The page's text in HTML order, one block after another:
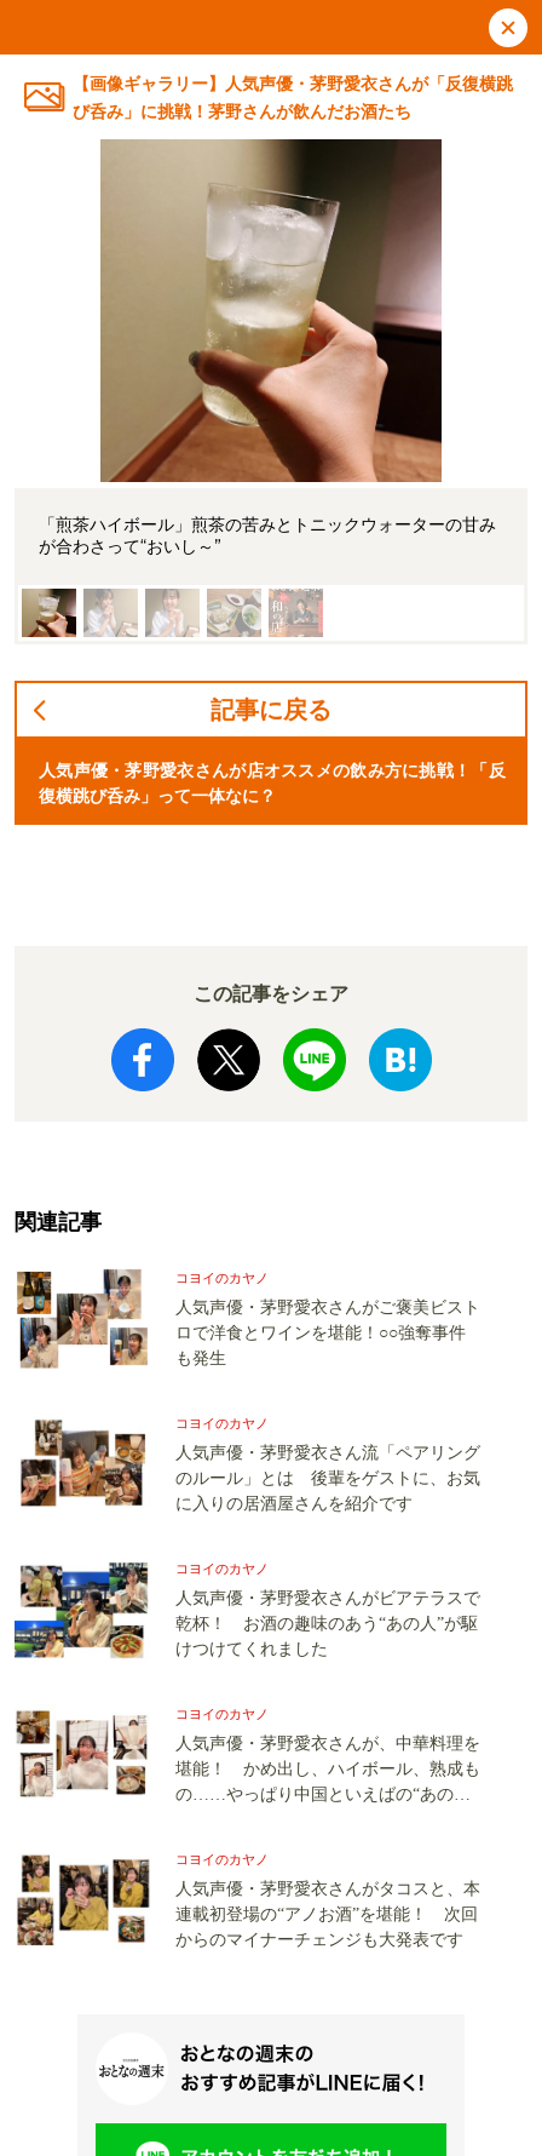
【画像ギャラリー】人気声優・茅野愛衣さんが「反復横跳
び呑み」に挑戦！茅野さんが飲んだお酒たち
「煎茶ハイボール」煎茶の苦みとトニックウォーターの甘み
が合わさって“おいし～”
記事に戻る
人気声優・茅野愛衣さんが店オススメの飲み方に挑戦！「反
復横跳び呑み」って一体なに？
この記事をシェア
関連記事
コヨイのカヤノ
人気声優・茅野愛衣さんがご褒美ビスト
ロで洋食とワインを堪能！○○強奪事件
も発生
コヨイのカヤノ
人気声優・茅野愛衣さん流「ペアリング
のルール」とは 後輩をゲストに、お気
に入りの居酒屋さんを紹介です
コヨイのカヤノ
人気声優・茅野愛衣さんがビアテラスで
乾杯！ お酒の趣味のあう“あの人”が駆
けつけてくれました
コヨイのカヤノ
人気声優・茅野愛衣さんが、中華料理を
堪能！ かめ出し、ハイボール、熟成も
の……やっぱり中国といえばの“あのお
コヨイのカヤノ
人気声優・茅野愛衣さんがタコスと、本
連載初登場の“アノお酒”を堪能！ 次回
からのマイナーチェンジも大発表です